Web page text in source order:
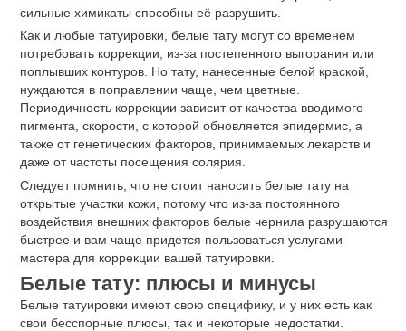
сильные химикаты способны её разрушить.
Как и любые татуировки, белые тату могут со временем
потребовать коррекции, из-за постепенного выгорания или
поплывших контуров. Но тату, нанесенные белой краской,
нуждаются в поправлении чаще, чем цветные.
Периодичность коррекции зависит от качества вводимого
пигмента, скорости, с которой обновляется эпидермис, а
также от генетических факторов, принимаемых лекарств и
даже от частоты посещения солярия.
Следует помнить, что не стоит наносить белые тату на
открытые участки кожи, потому что из-за постоянного
воздействия внешних факторов белые чернила разрушаются
быстрее и вам чаще придется пользоваться услугами
мастера для коррекции вашей татуировки.
Белые тату: плюсы и минусы
Белые татуировки имеют свою специфику, и у них есть как
свои бесспорные плюсы, так и некоторые недостатки.